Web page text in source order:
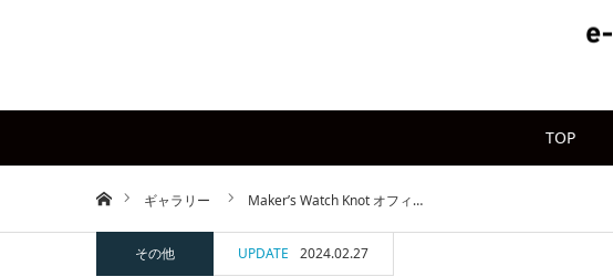
TOP
ホームギャラリー Maker’s Watch Knot オフィ…
その他 UPDATE 2024.02.27